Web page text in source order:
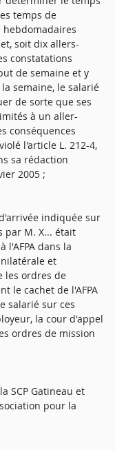
temps de
soit dix allers-
constatations
de semaine et y
semaine, le salarié
de sorte que ses
à un aller-
conséquences
l'article L. 212-4,
sa rédaction
2005 ;
indiquée sur
par M. X... était
l'AFPA dans la
et
les ordres de
le cachet de l'AFPA
salarié sur ces
la cour d'appel
ordres de mission
SCP Gatineau et
pour la